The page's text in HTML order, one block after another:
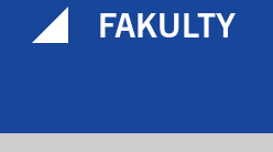
FAKULTY